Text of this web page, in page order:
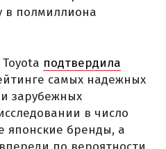
в полмиллиона
подтвердила
самых надежных
зарубежных
в число
японские бренды, а